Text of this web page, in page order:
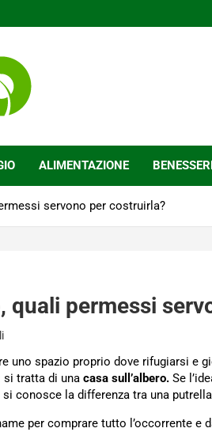
ALIMENTAZIONE
servono per costruirla?
quali permessi
uno spazio proprio dove rifugiarsi e
si tratta di una casa sull’albero. Se
conosce la differenza tra una
per comprare tutto l’occorrente e